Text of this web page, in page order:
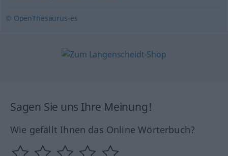
© OpenThesaurus-es
Sagen Sie uns Ihre Meinung!
Wie gefällt Ihnen das Online Wörterbuch?